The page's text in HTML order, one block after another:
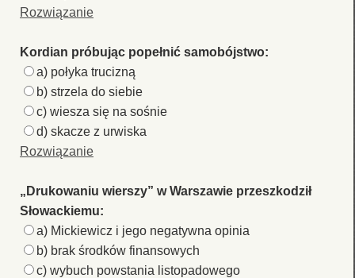
Rozwiązanie
Kordian próbując popełnić samobójstwo:
a) połyka trucizną
b) strzela do siebie
c) wiesza się na sośnie
d) skacze z urwiska
Rozwiązanie
„Drukowaniu wierszy” w Warszawie przeszkodził
Słowackiemu:
a) Mickiewicz i jego negatywna opinia
b) brak środków finansowych
c) wybuch powstania listopadowego